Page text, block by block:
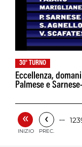
30° TURNO
Eccellenza,
Palmese e
«
INIZIO
‹
PREC.
…